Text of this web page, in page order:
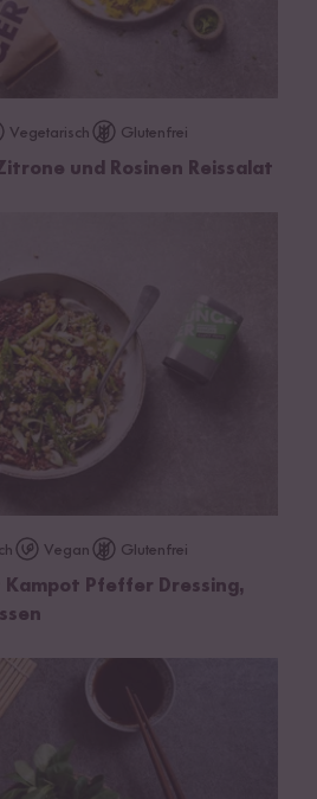
Vegetarisch Glutenfrei
und Rosinen Reissalat
Vegan Glutenfrei
Kampot Pfeffer Dressing,